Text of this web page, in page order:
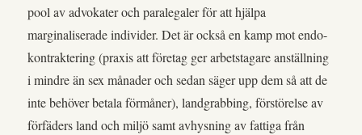
pool av advokater och paralegaler för att hjälpa
marginaliserade individer. Det är också en kamp mot endo-
kontraktering (praxis att företag ger arbetstagare anställning
i mindre än sex månader och sedan säger upp dem så att de
inte behöver betala förmåner), landgrabbing, förstörelse av
förfäders land och miljö samt avhysning av fattiga från